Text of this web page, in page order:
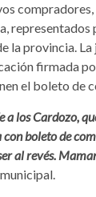
representados
la provincia.
firmada
el boleto de
los Cardozo,
boleto de
al revés.